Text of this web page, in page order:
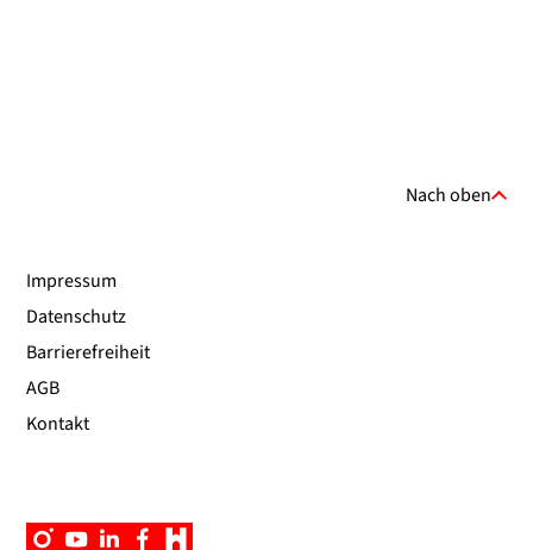
Nach oben
Impressum
Datenschutz
Barrierefreiheit
AGB
Kontakt
Instagram
YouTubeLinkedinFacebookCampus